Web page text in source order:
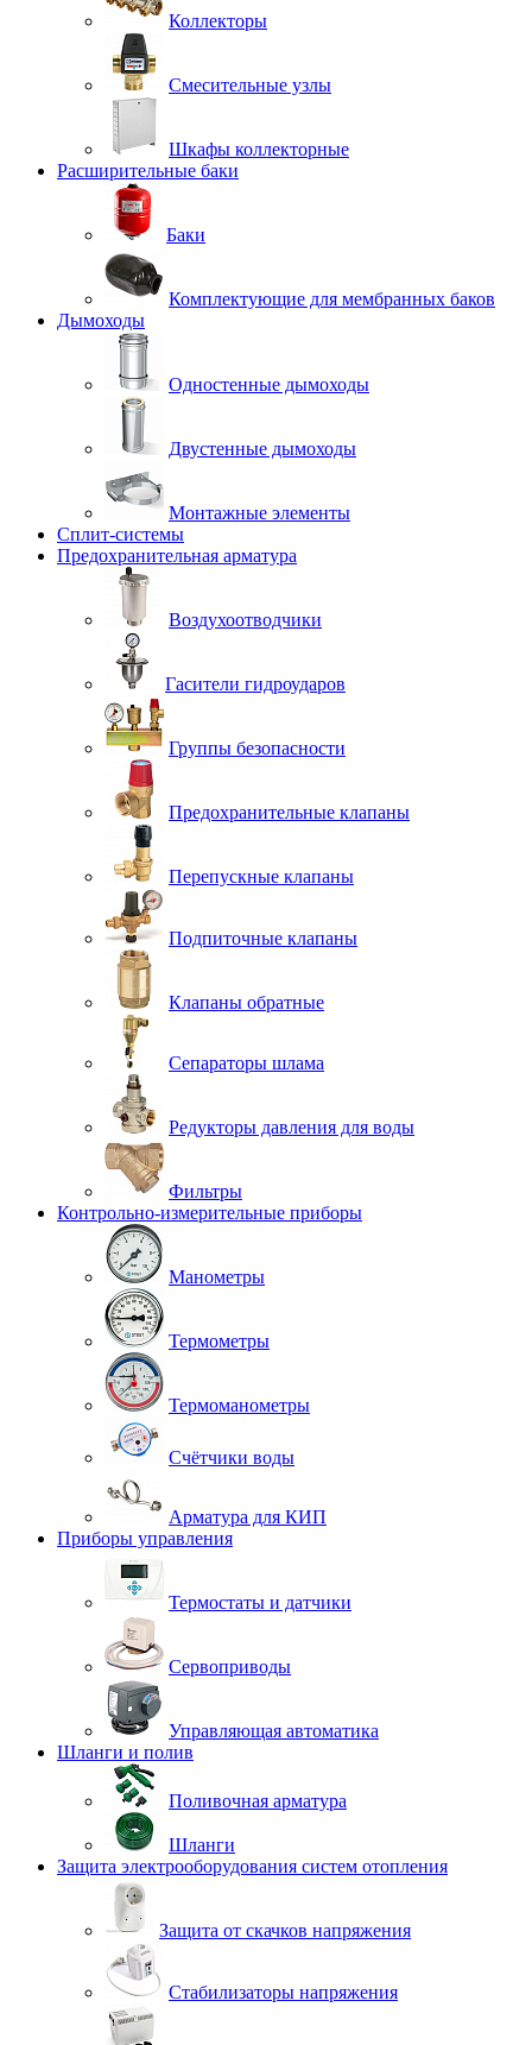
Коллекторы
Смесительные узлы
Шкафы коллекторные
Расширительные баки
Баки
Комплектующие для мембранных баков
Дымоходы
Одностенные дымоходы
Двустенные дымоходы
Монтажные элементы
Сплит-системы
Предохранительная арматура
Воздухоотводчики
Гасители гидроударов
Группы безопасности
Предохранительные клапаны
Перепускные клапаны
Подпиточные клапаны
Клапаны обратные
Сепараторы шлама
Редукторы давления для воды
Фильтры
Контрольно-измерительные приборы
Манометры
Термометры
Термоманометры
Счётчики воды
Арматура для КИП
Приборы управления
Термостаты и датчики
Сервоприводы
Управляющая автоматика
Шланги и полив
Поливочная арматура
Шланги
Защита электрооборудования систем отопления
Защита от скачков напряжения
Стабилизаторы напряжения